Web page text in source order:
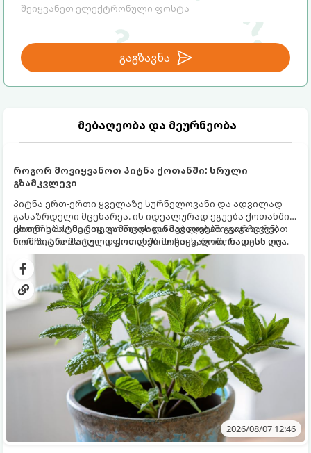
გაგზავნა
მებაღეობა და მეურნეობა
როგორ მოვიყვანოთ პიტნა ქოთანში: სრული
გზამკვლევი
პიტნა ერთ-ერთი ყველაზე სურნელოვანი და ადვილად
გასაზრდელი მცენარეა. ის იდეალურად ეგუება ქოთანში
ცხოვრებას, მეტიც, გამოცდილი მებაღეები გვირჩევენ,
რომ პიტნა მხოლოდ ქოთანში მოვიყვანოთ, რადგან ღია
გრუნტში (ბაღში) დარგვისას ის ფესვებით ძალიან
სწრაფად ვრცელდება და სხვა მცენარეებს ავიწროებს.
ქოთნის პიტნა მთელი წლის განმავლობაში გაგახარებთ
ნორჩი, არომატული ფოთლებით ჩაის, ლიმონათისა თუ
კერძებისთვის.
2026/08/07 12:46